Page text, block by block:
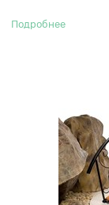
Подробнее